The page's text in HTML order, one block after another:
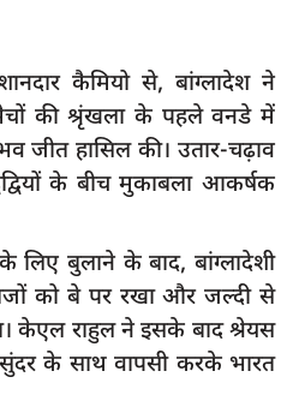
कैमियो से, बांग्लादेश ने
की श्रृंखला के पहले वनडे में
हासिल की। उतार-चढ़ाव
के बीच मुकाबला आकर्षक
लिए बुलाने के बाद, बांग्लादेशी
को बे पर रखा और जल्दी से
केएल राहुल ने इसके बाद श्रेयस
के साथ वापसी करके भारत